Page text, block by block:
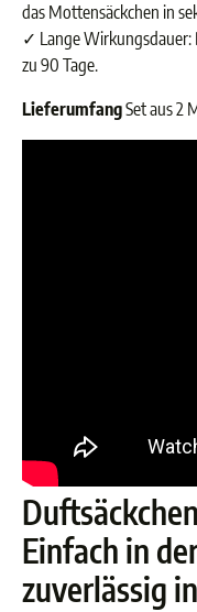
das Mottensäckchen in
✓ Lange Wirkungsdauer:
zu 90 Tage.
LieferumfangSet aus 2
Einfach in
zuverlässig